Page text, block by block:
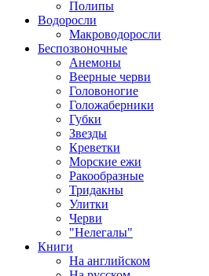
Полипы
Водоросли
Макроводоросли
Беспозвоночные
Анемоны
Веерные черви
Головоногие
Голожаберники
Губки
Звезды
Креветки
Морские ежи
Ракообразные
Тридакны
Улитки
Черви
"Нелегалы"
Книги
На английском